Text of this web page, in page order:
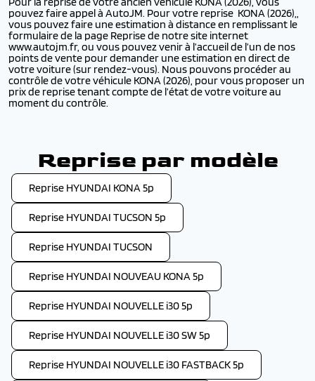
pouvez faire appel à AutoJM. Pour votre reprise KONA (2026),,
vous pouvez faire une estimation à distance en remplissant le
formulaire de la page Reprise de notre site internet
www.autojm.fr, ou vous pouvez venir à l’accueil de l’un de nos
points de vente pour demander une estimation en direct de
votre voiture (sur rendez-vous). Nous pouvons procéder au
contrôle de votre véhicule KONA (2026), pour vous proposer un
prix de reprise tenant compte de l’état de votre voiture au
moment du contrôle.
Reprise par modèle
Reprise HYUNDAI KONA 5p
Reprise HYUNDAI TUCSON 5p
Reprise HYUNDAI TUCSON
Reprise HYUNDAI NOUVEAU KONA 5p
Reprise HYUNDAI NOUVELLE i30 5p
Reprise HYUNDAI NOUVELLE i30 SW 5p
Reprise HYUNDAI NOUVELLE i30 FASTBACK 5p